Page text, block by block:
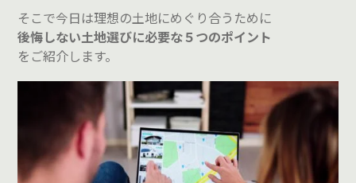
そこで今日は理想の土地にめぐり合うために
後悔しない土地選びに必要な５つのポイント
をご紹介します。